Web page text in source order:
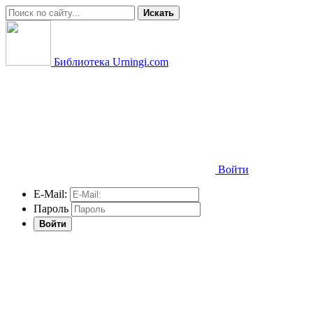
Искать
Библиотека Urningi.com
Войти
E-Mail:
Пароль
Войти